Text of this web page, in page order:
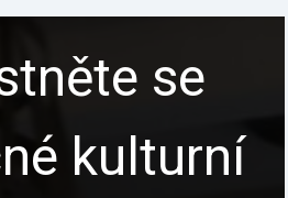
se
kulturní